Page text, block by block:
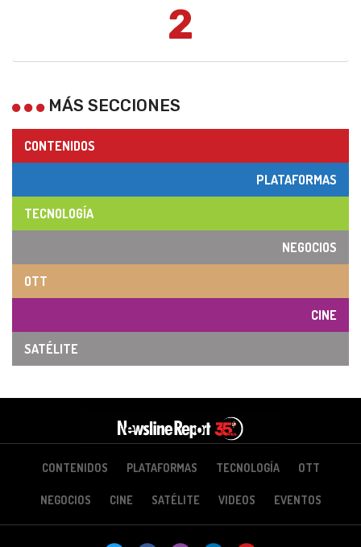
2
MÁS SECCIONES
CONTENIDOS
PLATAFORMAS
TECNOLOGÍA
NEGOCIOS
OTT
CINE
SATÉLITE
CONTENIDOS PLATAFORMAS TECNOLOGÍA OTT
NEGOCIOS CINE SATÉLITE VIDEOS EVENTOS